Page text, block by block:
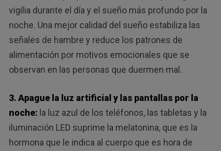
vigilia durante el día y el sueño más profundo por la
noche. Una mejor calidad del sueño estabiliza las
señales de hambre y reduce los patrones de
alimentación por motivos emocionales que se
observan en las personas que duermen mal.
3. Apague la luz artificial y las pantallas por la
noche: la luz azul de los teléfonos, las tabletas y la
iluminación LED suprime la melatonina, que es la
hormona que le indica al cuerpo que es hora de